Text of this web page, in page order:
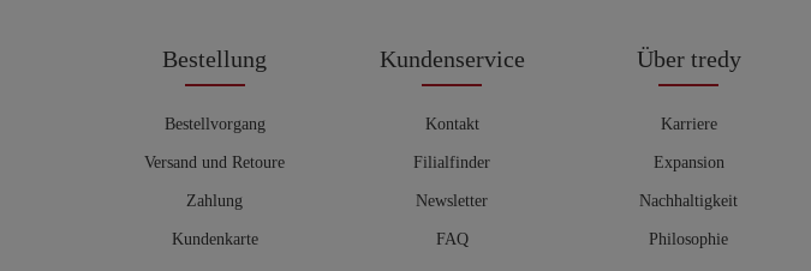
Bestellung
Bestellvorgang
Versand und Retoure
Zahlung
Kundenkarte
Kundenservice
Kontakt
Filialfinder
Newsletter
FAQ
Über tredy
Karriere
Expansion
Nachhaltigkeit
Philosophie